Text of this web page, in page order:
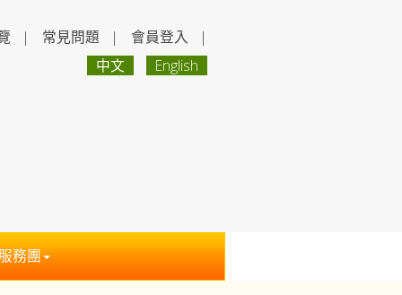
| 常見問題 | 會員登入 |
中文
English
務團